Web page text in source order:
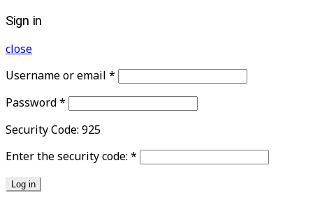
Sign in
close
Username or email *
Password*
Security Code: 925
Enter the security code: *
Log in